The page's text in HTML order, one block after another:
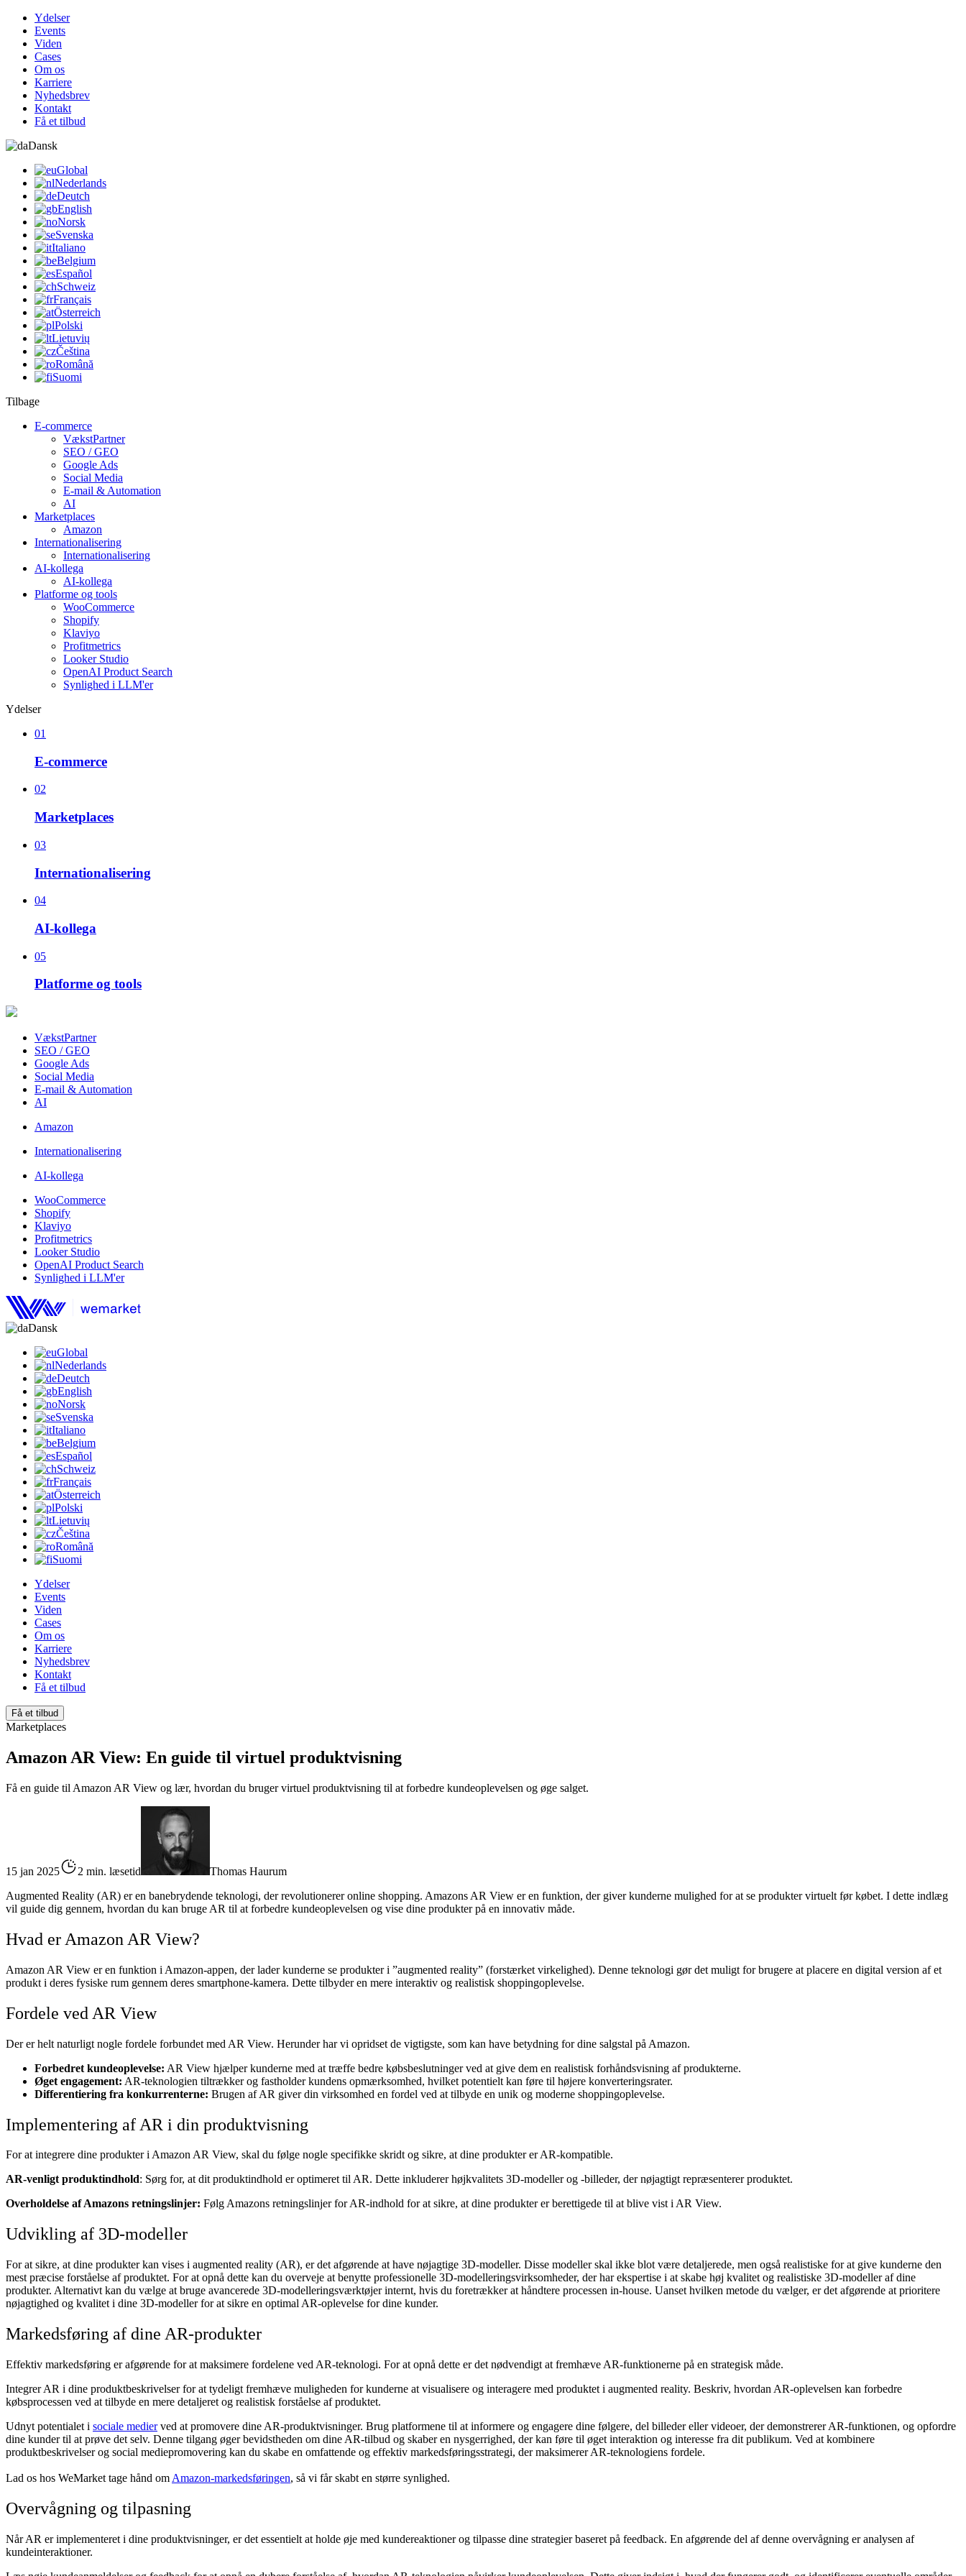
Ydelser
Events
Viden
Cases
Om os
Karriere
Nyhedsbrev
Kontakt
Få et tilbud
Dansk
Global
Nederlands
Deutch
English
Norsk
Svenska
Italiano
Belgium
Español
Schweiz
Français
Österreich
Polski
Lietuvių
Čeština
Română
Suomi
Tilbage
E-commerce
VækstPartner
SEO / GEO
Google Ads
Social Media
E-mail & Automation
AI
Marketplaces
Amazon
Internationalisering
Internationalisering
AI-kollega
AI-kollega
Platforme og tools
WooCommerce
Shopify
Klaviyo
Profitmetrics
Looker Studio
OpenAI Product Search
Synlighed i LLM'er
Ydelser
01
E-commerce
02
Marketplaces
03
Internationalisering
04
AI-kollega
05
Platforme og tools
VækstPartner
SEO / GEO
Google Ads
Social Media
E-mail & Automation
AI
Amazon
Internationalisering
AI-kollega
WooCommerce
Shopify
Klaviyo
Profitmetrics
Looker Studio
OpenAI Product Search
Synlighed i LLM'er
Dansk
Global
Nederlands
Deutch
English
Norsk
Svenska
Italiano
Belgium
Español
Schweiz
Français
Österreich
Polski
Lietuvių
Čeština
Română
Suomi
Ydelser
Events
Viden
Cases
Om os
Karriere
Nyhedsbrev
Kontakt
Få et tilbud
Få et tilbud
Marketplaces
Amazon AR View: En guide til virtuel produktvisning
Få en guide til Amazon AR View og lær, hvordan du bruger virtuel produktvisning til at forbedre kundeoplevelsen og øge salget.
15 jan 2025 2 min. læsetid
Thomas Haurum
Augmented Reality (AR) er en banebrydende teknologi, der revolutionerer online shopping. Amazons AR View er en funktion, der giver kunderne mulighed for at se produkter virtuelt før købet. I dette indlæg
vil guide dig gennem, hvordan du kan bruge AR til at forbedre kundeoplevelsen og vise dine produkter på en innovativ måde.
Hvad er Amazon AR View?
Amazon AR View er en funktion i Amazon-appen, der lader kunderne se produkter i ”augmented reality” (forstærket virkelighed). Denne teknologi gør det muligt for brugere at placere en digital version af et
produkt i deres fysiske rum gennem deres smartphone-kamera. Dette tilbyder en mere interaktiv og realistisk shoppingoplevelse.
Fordele ved AR View
Der er helt naturligt nogle fordele forbundet med AR View. Herunder har vi opridset de vigtigste, som kan have betydning for dine salgstal på Amazon.
Forbedret kundeoplevelse: AR View hjælper kunderne med at træffe bedre købsbeslutninger ved at give dem en realistisk forhåndsvisning af produkterne.
Øget engagement: AR-teknologien tiltrækker og fastholder kundens opmærksomhed, hvilket potentielt kan føre til højere konverteringsrater.
Differentiering fra konkurrenterne: Brugen af AR giver din virksomhed en fordel ved at tilbyde en unik og moderne shoppingoplevelse.
Implementering af AR i din produktvisning
For at integrere dine produkter i Amazon AR View, skal du følge nogle specifikke skridt og sikre, at dine produkter er AR-kompatible.
AR-venligt produktindhold: Sørg for, at dit produktindhold er optimeret til AR. Dette inkluderer højkvalitets 3D-modeller og -billeder, der nøjagtigt repræsenterer produktet.
Overholdelse af Amazons retningslinjer: Følg Amazons retningslinjer for AR-indhold for at sikre, at dine produkter er berettigede til at blive vist i AR View.
Udvikling af 3D-modeller
For at sikre, at dine produkter kan vises i augmented reality (AR), er det afgørende at have nøjagtige 3D-modeller. Disse modeller skal ikke blot være detaljerede, men også realistiske for at give kunderne den
mest præcise forståelse af produktet. For at opnå dette kan du overveje at benytte professionelle 3D-modelleringsvirksomheder, der har ekspertise i at skabe høj kvalitet og realistiske 3D-modeller af dine
produkter. Alternativt kan du vælge at bruge avancerede 3D-modelleringsværktøjer internt, hvis du foretrækker at håndtere processen in-house. Uanset hvilken metode du vælger, er det afgørende at prioritere
nøjagtighed og kvalitet i dine 3D-modeller for at sikre en optimal AR-oplevelse for dine kunder.
Markedsføring af dine AR-produkter
Effektiv markedsføring er afgørende for at maksimere fordelene ved AR-teknologi. For at opnå dette er det nødvendigt at fremhæve AR-funktionerne på en strategisk måde.
Integrer AR i dine produktbeskrivelser for at tydeligt fremhæve muligheden for kunderne at visualisere og interagere med produktet i augmented reality. Beskriv, hvordan AR-oplevelsen kan forbedre
købsprocessen ved at tilbyde en mere detaljeret og realistisk forståelse af produktet.
Udnyt potentialet i sociale medierved at promovere dine AR-produktvisninger. Brug platformene til at informere og engagere dine følgere, del billeder eller videoer, der demonstrerer AR-funktionen, og opfordre
dine kunder til at prøve det selv. Denne tilgang øger bevidstheden om dine AR-tilbud og skaber en nysgerrighed, der kan føre til øget interaktion og interesse fra dit publikum. Ved at kombinere
produktbeskrivelser og social mediepromovering kan du skabe en omfattende og effektiv markedsføringsstrategi, der maksimerer AR-teknologiens fordele.
Lad os hos WeMarket tage hånd om Amazon-markedsføringen, så vi får skabt en større synlighed.
Overvågning og tilpasning
Når AR er implementeret i dine produktvisninger, er det essentielt at holde øje med kundereaktioner og tilpasse dine strategier baseret på feedback. En afgørende del af denne overvågning er analysen af
kundeinteraktioner.